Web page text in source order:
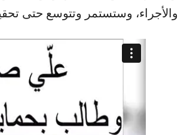
والأجراء، وستستمر وتتوسع حتى